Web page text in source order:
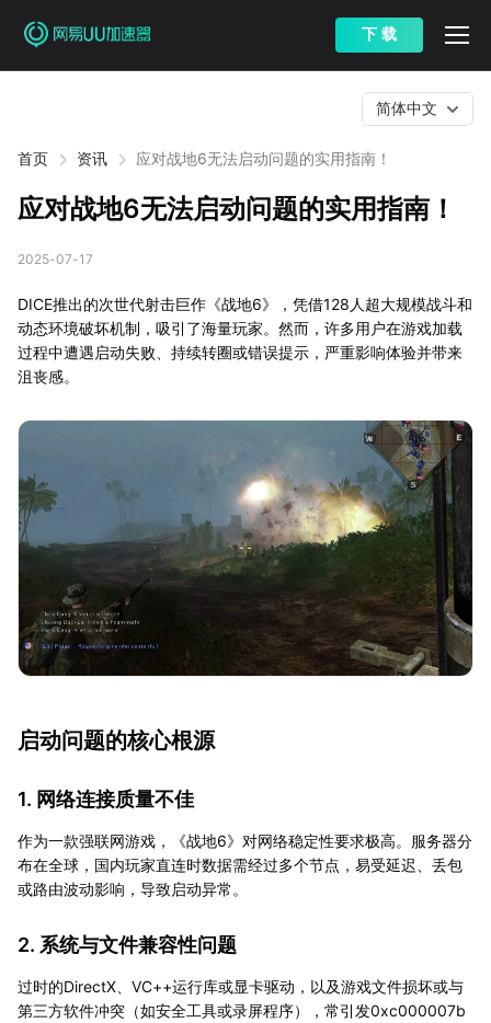
下 载
首页 资讯 应对战地6无法启动问题的实用指南！
简体中文
应对战地6无法启动问题的实用指南！
2025-07-17
DICE推出的次世代射击巨作《战地6》，凭借128人超大规模战斗和
动态环境破坏机制，吸引了海量玩家。然而，许多用户在游戏加载
过程中遭遇启动失败、持续转圈或错误提示，严重影响体验并带来
沮丧感。
启动问题的核心根源
1. 网络连接质量不佳
作为一款强联网游戏，《战地6》对网络稳定性要求极高。服务器分
布在全球，国内玩家直连时数据需经过多个节点，易受延迟、丢包
或路由波动影响，导致启动异常。
2. 系统与文件兼容性问题
过时的DirectX、VC++运行库或显卡驱动，以及游戏文件损坏或与
第三方软件冲突（如安全工具或录屏程序），常引发0xc000007b